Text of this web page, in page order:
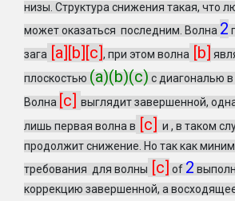
низы. Структура снижения такая, что
может оказаться последним. Волна 2
зага [a][b][c], при этом волна [b]
плоскостью (a)(b)(c) с диагональю
Волна [c] выглядит завершенной,
лишь первая волна в [c] и , в таком
продолжит снижение. Но так как
требования для волны [c] of 2
коррекцию завершенной, а